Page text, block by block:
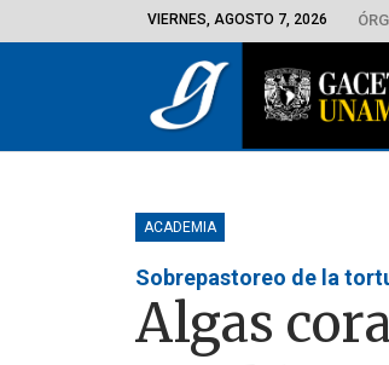
VIERNES, AGOSTO 7, 2026
ACADEMIA
Sobrepastoreo de la
Algas